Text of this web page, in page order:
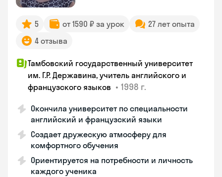
5 от 1590 ₽ за урок
27 лет опыта
4 отзыва
Тамбовский государственный университет
им. Г.Р. Державина, учитель английского и
французского языков • 1998 г.
Окончила университет по специальности
английский и французский языки
Создает дружескую атмосферу для
комфортного обучения
Ориентируется на потребности и личность
каждого ученика